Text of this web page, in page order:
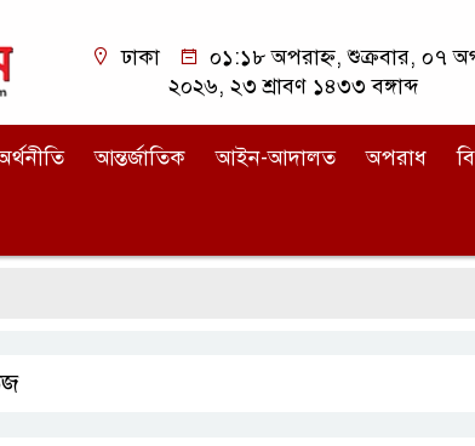
ঢাকা
০১:১৮ অপরাহ্ন, শুক্রবার, ০৭
২০২৬, ২৩ শ্রাবণ ১৪৩৩ বঙ্গাব্দ
আন্তর্জাতিক আইন-আদালত অপরাধ